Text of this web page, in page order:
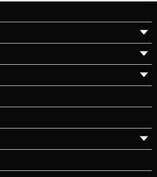
▼
▼
▼
▼